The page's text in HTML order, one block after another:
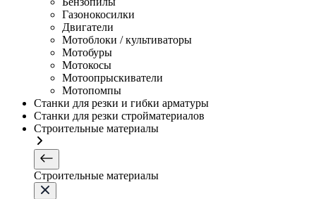
Газонокосилки
Двигатели
Мотоблоки / культиваторы
Мотобуры
Мотокосы
Мотоопрыскиватели
Мотопомпы
Станки для резки и гибки арматуры
Станки для резки стройматериалов
Строительные материалы
Строительные материалы